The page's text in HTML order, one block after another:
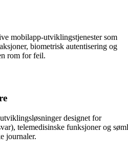
mobilapp-utviklingstjenester som
biometrisk autentisering og
rom for feil.
designet for
telemedisinske funksjoner og
journaler.